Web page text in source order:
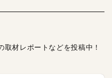
材レポートなどを投稿中！